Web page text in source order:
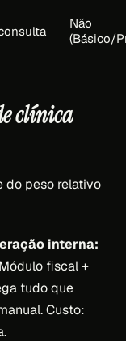
Não
(Básico/
clínica
do peso relativo
interna:
fiscal +
tudo que
Custo: